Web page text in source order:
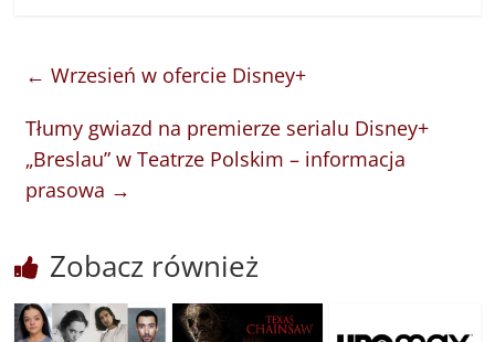
← Wrzesień w ofercie Disney+
Tłumy gwiazd na premierze serialu Disney+
„Breslau” w Teatrze Polskim – informacja
prasowa →
Zobacz również